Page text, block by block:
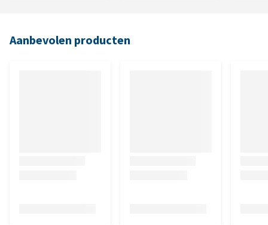
Aanbevolen producten